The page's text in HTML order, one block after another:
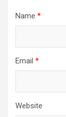
Name *
Email *
Website